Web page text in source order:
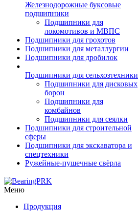
Железнодорожные буксовые
подшипники
Подшипники для
локомотивов и МВПС
Подшипники для грохотов
Подшипники для металлургии
Подшипники для дробилок
Подшипники для сельхозтехники
Подшипники для дисковых
борон
Подшипники для
комбайнов
Подшипники для сеялки
Подшипники для строительной
сферы
Подшипники для экскаватора и
спецтехники
Ружейные-пушечные свёрла
Меню
Продукция